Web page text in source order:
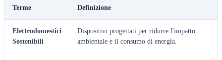
Terme Definizione
Elettrodomestici
Sostenibili
Dispositivi progettati per ridurre l'impatto
ambientale e il consumo di energia.